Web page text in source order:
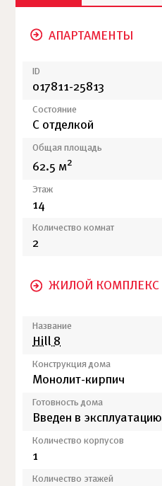
АПАРТАМЕНТЫ
ID
017811-25813
Состояние
С отделкой
Общая площадь
62.5 м2
Этаж
14
Количество комнат
2
ЖИЛОЙ КОМПЛЕКС
Название
Hill 8
Конструкция дома
Монолит-кирпич
Готовность дома
Введен в эксплуатацию
Количество корпусов
1
Количество этажей